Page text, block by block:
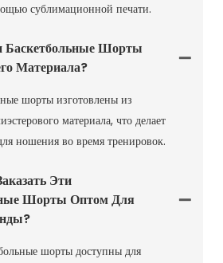
сублимационной печати.
Шорты
Материала?
шорты изготовлены из
материала, что делает
ношения во время тренировок.
Эти
Шорты Оптом Для
шорты доступны для